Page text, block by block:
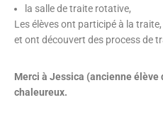
la salle de traite rotative,
Les élèves ont participé à la
et ont découvert des process de
Merci à Jessica (ancienne élève
chaleureux.